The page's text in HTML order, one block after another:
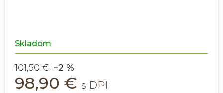
Skladom
101,50 € –2 %
98,90 €